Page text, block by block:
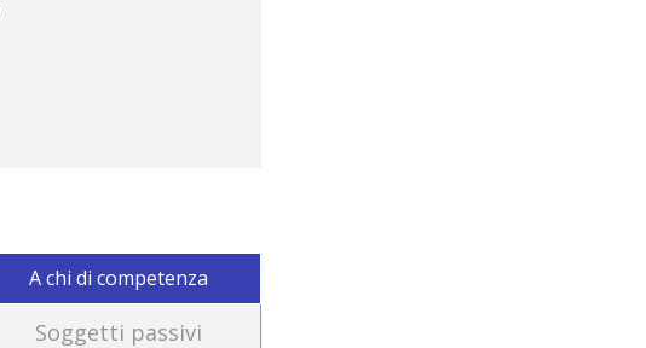
A chi di competenza
Soggetti passivi